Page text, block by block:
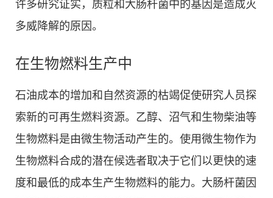
许多研究证实，质粒和大肠杆菌中的基因是造成灭
多威降解的原因。
在生物燃料生产中
石油成本的增加和自然资源的枯竭促使研究人员探
索新的可再生燃料资源。乙醇、沼气和生物柴油等
生物燃料是由微生物活动产生的。使用微生物作为
生物燃料合成的潜在候选者取决于它们以更快的速
度和最低的成本生产生物燃料的能力。大肠杆菌因